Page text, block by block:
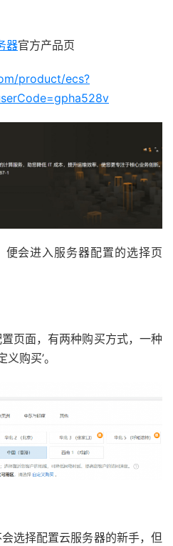
器官方产品页
product/ecs?
便会进入服务器配置的选择页
页面，有两种购买方式，一种
购买’。
选择配置云服务器的新手，但